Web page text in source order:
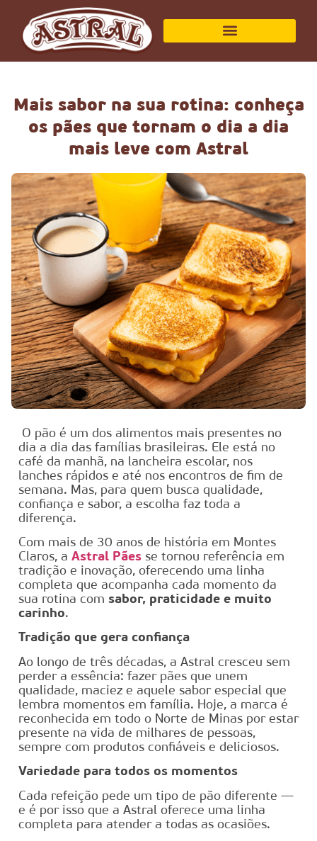
Mais sabor na sua rotina: conheça
os pães que tornam o dia a dia
mais leve com Astral
O pão é um dos alimentos mais presentes no
dia a dia das famílias brasileiras. Ele está no
café da manhã, na lancheira escolar, nos
lanches rápidos e até nos encontros de fim de
semana. Mas, para quem busca qualidade,
confiança e sabor, a escolha faz toda a
diferença.
Com mais de 30 anos de história em Montes
Claros, a Astral Pães se tornou referência em
tradição e inovação, oferecendo uma linha
completa que acompanha cada momento da
sua rotina com sabor, praticidade e muito
carinho.
Tradição que gera confiança
Ao longo de três décadas, a Astral cresceu sem
perder a essência: fazer pães que unem
qualidade, maciez e aquele sabor especial que
lembra momentos em família. Hoje, a marca é
reconhecida em todo o Norte de Minas por estar
presente na vida de milhares de pessoas,
sempre com produtos confiáveis e deliciosos.
Variedade para todos os momentos
Cada refeição pede um tipo de pão diferente —
e é por isso que a Astral oferece uma linha
completa para atender a todas as ocasiões.